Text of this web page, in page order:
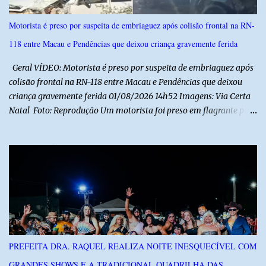
Motorista é preso por suspeita de embriaguez após colisão frontal na RN-
118 entre Macau e Pendências que deixou criança gravemente ferida
Geral VÍDEO: Motorista é preso por suspeita de embriaguez após
colisão frontal na RN-118 entre Macau e Pendências que deixou
criança gravemente ferida 01/08/2026 14h52 Imagens: Via Certa
Natal Foto: Reprodução Um motorista foi preso em flagrante por
Um dos condutores apresentava sinais de embriaguez, foi levado
ao Hospital Regional Tarcísio Maia, em Mossoró, e autuado em
flagrante. O exame pericial para confirmar a presença de álcool no
organismo está em andamento. No outro veículo estavam
funcionários da Caern que seguiam para uma partida de futebol. O
motorista e uma mulher sofreram ferimentos leves. A criança, que
PREFEITA DRA. RAQUEL REALIZA NOITE INESQUECÍVEL COM